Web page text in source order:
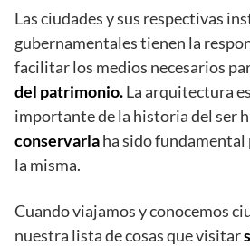
Las ciudades y sus respectivas
gubernamentales tienen la
facilitar los medios necesarios
del patrimonio.La arquitectura
importante de la historia del ser
conservarlaha sido
la misma.
Cuando viajamos y conocemos
nuestra lista de cosas que visitar